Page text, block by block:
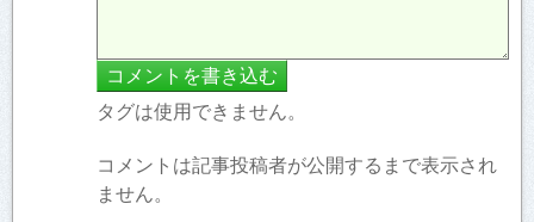
タグは使用できません。
コメントは記事投稿者が公開するまで表示され
ません。